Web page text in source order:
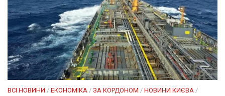
ВСІ НОВИНИ / ЕКОНОМІКА / ЗА КОРДОНОМ / НОВИНИ КИЄВА /